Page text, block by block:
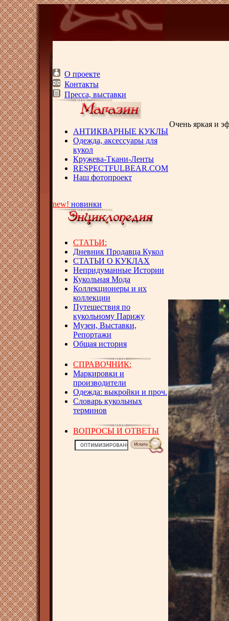
О проекте
Контакты
Пресса, выставки
АНТИКВАРНЫЕ КУКЛЫ
Одежда, аксессуары для
кукол
Кружева-Ткани-Ленты
RESPECTFULBEAR.COM
Наш фотопроект
new! новинки
СТАТЬИ:
Дневник Продавца Кукол
СТАТЬИ О КУКЛАХ
Непридуманные Истории
Кукольная Мода
Коллекционеры и их
коллекции
Путешествия по
кукольному Парижу
Музеи, Выставки,
Репортажи
Общая история
СПРАВОЧНИК:
Маркировки и
производители
Одежда: выкройки и проч.
Словарь кукольных
терминов
ВОПРОСЫ И ОТВЕТЫ
Очень яркая и